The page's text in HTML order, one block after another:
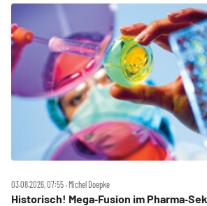
03.08.2026, 07:55 ‧ Michel Doepke
Historisch! Mega‑Fusion im